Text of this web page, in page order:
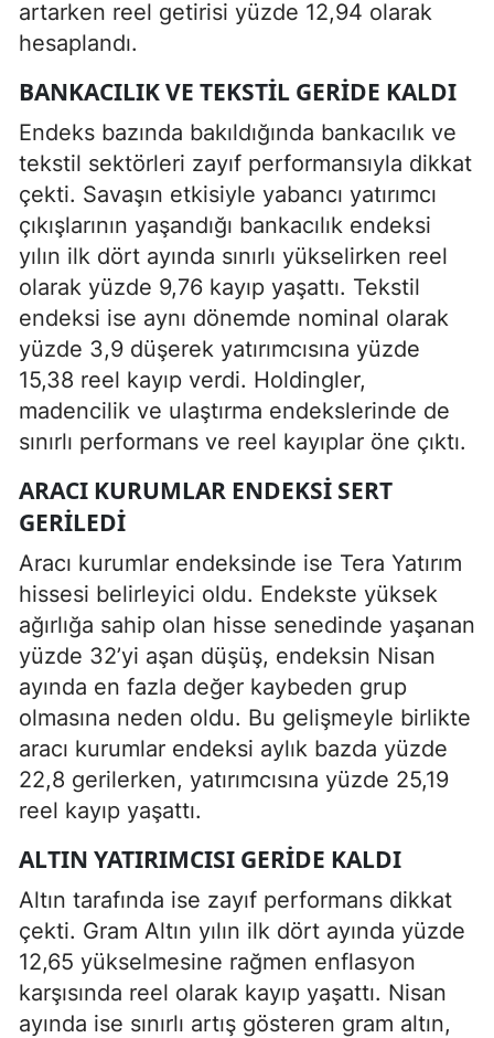
artarken reel getirisi yüzde 12,94 olarak
hesaplandı.
BANKACILIK VE TEKSTIL GERIDE KALDI
Endeks bazında bakıldığında bankacılık ve
tekstil sektörleri zayıf performansıyla dikkat
çekti. Savaşın etkisiyle yabancı yatırımcı
çıkışlarının yaşandığı bankacılık endeksi
yılın ilk dört ayında sınırlı yükselirken reel
olarak yüzde 9,76 kayıp yaşattı. Tekstil
endeksi ise aynı dönemde nominal olarak
yüzde 3,9 düşerek yatırımcısına yüzde
15,38 reel kayıp verdi. Holdingler,
madencilik ve ulaştırma endekslerinde de
sınırlı performans ve reel kayıplar öne çıktı.
ARACI KURUMLAR ENDEKSI SERT
GERILEDI
Aracı kurumlar endeksinde ise Tera Yatırım
hissesi belirleyici oldu. Endekste yüksek
ağırlığa sahip olan hisse senedinde yaşanan
yüzde 32’yi aşan düşüş, endeksin Nisan
ayında en fazla değer kaybeden grup
olmasına neden oldu. Bu gelişmeyle birlikte
aracı kurumlar endeksi aylık bazda yüzde
22,8 gerilerken, yatırımcısına yüzde 25,19
reel kayıp yaşattı.
ALTIN YATIRIMCISI GERIDE KALDI
Altın tarafında ise zayıf performans dikkat
çekti. Gram Altın yılın ilk dört ayında yüzde
12,65 yükselmesine rağmen enflasyon
karşısında reel olarak kayıp yaşattı. Nisan
ayında ise sınırlı artış gösteren gram altın,